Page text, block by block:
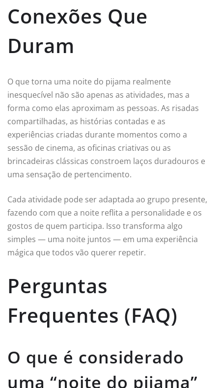
Conexões Que
Duram
O que torna uma noite do pijama realmente
inesquecível não são apenas as atividades, mas a
forma como elas aproximam as pessoas. As risadas
compartilhadas, as histórias contadas e as
experiências criadas durante momentos como a
sessão de cinema, as oficinas criativas ou as
brincadeiras clássicas constroem laços duradouros e
uma sensação de pertencimento.
Cada atividade pode ser adaptada ao grupo presente,
fazendo com que a noite reflita a personalidade e os
gostos de quem participa. Isso transforma algo
simples — uma noite juntos — em uma experiência
mágica que todos vão querer repetir.
Perguntas
Frequentes (FAQ)
O que é considerado
uma “noite do pijama”